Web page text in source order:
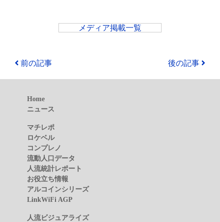
メディア掲載一覧
前の記事 後の記事
Home
ニュース
マチレポ
ロケベル
コンプレノ
流動人口データ
人流統計レポート
お役立ち情報
アルコインシリーズ
LinkWiFi AGP
人流ビジュアライズ